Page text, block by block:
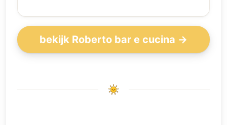
bekijk Roberto bar e cucina →